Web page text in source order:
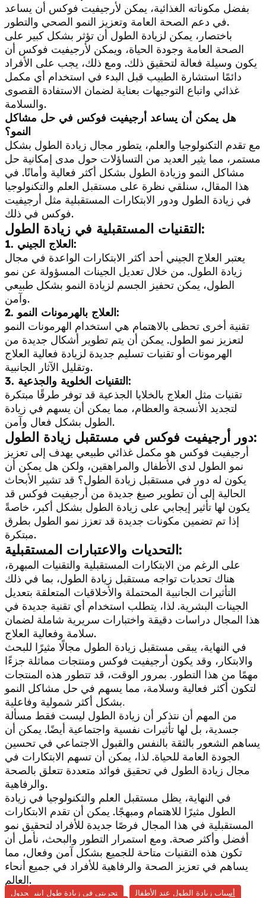
بفضل مكوناته الغذائية، يمكن لأرجيفيت فوكس أن يساعد
في دعم الصحة العامة وتعزيز النمو الصحي والتطور.
باختصار، يمكن لزيادة الطول أن تؤثر بشكل كبير على
الصحة العامة وجودة الحياة، ويمكن لأرجيفيت فوكس أن
يكون وسيلة فعالة لتحقيق ذلك. ومع ذلك، يجب على الأفراد
دائمًا استشارة الطبيب قبل البدء في استخدام أي مكمل
غذائي واتباع التوجيهات بعناية لضمان الاستفادة القصوى
والسلامة.
هل يمكن أن يساعد أرجيفيت فوكس في حل مشاكل
النمو؟
مع تقدم التكنولوجيا والعلم، يتطور مجال زيادة الطول بشكل
مستمر، مما يثير العديد من التساؤلات حول مدى إمكانية حل
مشاكل النمو وزيادة الطول بشكل أكثر فعالية وأمانًا. في
هذا المقال، سنلقي نظرة على مستقبل العلم والتكنولوجيا
في زيادة الطول ودور الابتكارات المستقبلية مثل أرجيفيت
فوكس في ذلك.
التقنيات المستقبلية في زيادة الطول:
1. العلاج الجيني:
يعتبر العلاج الجيني أحد أكثر الابتكارات الواعدة في مجال
زيادة الطول. من خلال تعديل الجينات المسؤولة عن نمو
الطول، يمكن تحفيز الجسم لزيادة النمو بشكل طبيعي
وآمن.
2. العلاج بالهرمونات النمو:
تقنية أخرى تحظى بالاهتمام هي استخدام الهرمونات النمو
لتعزيز نمو الطول. يمكن أن يتم تطوير أشكال جديدة من
الهرمونات أو تقنيات تسليم جديدة لزيادة فعالية العلاج
وتقليل الآثار الجانبية.
3. التقنيات الخلوية والجذعية:
تقنيات مثل العلاج بالخلايا الجذعية قد توفر طرقًا مبتكرة
لتجديد الأنسجة والعظام، مما يمكن أن يسهم في زيادة
الطول بشكل فعال وآمن.
دور أرجيفيت فوكس في مستقبل زيادة الطول:
أرجيفيت فوكس هو مكمل غذائي طبيعي يهدف إلى تعزيز
نمو الطول لدى الأطفال والمراهقين، ولكن هل يمكن أن
يكون له دور في مستقبل زيادة الطول؟ قد تشير الأبحاث
الحالية إلى أن تطوير صيغ جديدة من أرجيفيت فوكس قد
يكون لها تأثير إيجابي على زيادة الطول بشكل أكبر، خاصةً
إذا تم تضمين مكونات جديدة قد تعزز نمو الطول بطرق
مبتكرة.
التحديات والاعتبارات المستقبلية:
على الرغم من الابتكارات المستقبلية والتقنيات المبهرة،
هناك تحديات تواجه مستقبل زيادة الطول، بما في ذلك
التأثيرات الجانبية المحتملة والأخلاقيات المتعلقة بتعديل
الجينات البشرية. لذا، يتطلب استخدام أي تقنية جديدة في
هذا المجال دراسات دقيقة واختبارات سريرية شاملة لضمان
سلامة وفعالية العلاج.
في النهاية، يبقى مستقبل زيادة الطول مجالًا مثيرًا للبحث
والابتكار، وقد يكون أرجيفيت فوكس ومنتجات مماثلة جزءًا
مهمًا من هذا التطور. بمرور الوقت، قد تتطور هذه المنتجات
لتكون أكثر فعالية وسلامة، مما يسهم في حل مشاكل النمو
بشكل أكثر شمولية وفاعلية.
من المهم أن نتذكر أن زيادة الطول ليست فقط مسألة
جسدية، بل لها تأثيرات نفسية واجتماعية أيضًا. يمكن أن
يساهم الشعور بالثقة بالنفس والقبول الاجتماعي في تحسين
الجودة العامة للحياة. لذا، يمكن أن تسهم الابتكارات في
مجال زيادة الطول في تحقيق فوائد متعددة تتعلق بالصحة
والرفاهية.
في النهاية، يظل مستقبل العلم والتكنولوجيا في زيادة
الطول مثيرًا للاهتمام ومبهجًا. يمكن أن تقدم الابتكارات
المستقبلية في هذا المجال فرصًا جديدة للأفراد لتحقيق نمو
أفضل وأكثر صحة. ومع استمرار التطور والبحث، نأمل أن
تكون هذه التقنيات متاحة للجميع بشكل آمن وفعال، مما
يساهم في تعزيز الصحة والرفاهية للأفراد في جميع أنحاء
العالم.
أسباب زيادة الطول عند الأطفال تجربتي في زيادة طول ابني
جدول